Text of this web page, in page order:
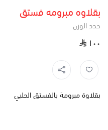
بقلاوه مبرومه فستق
حدد الوزن
١٠٠
بقلاوة مبرومة بالفستق الحلبي